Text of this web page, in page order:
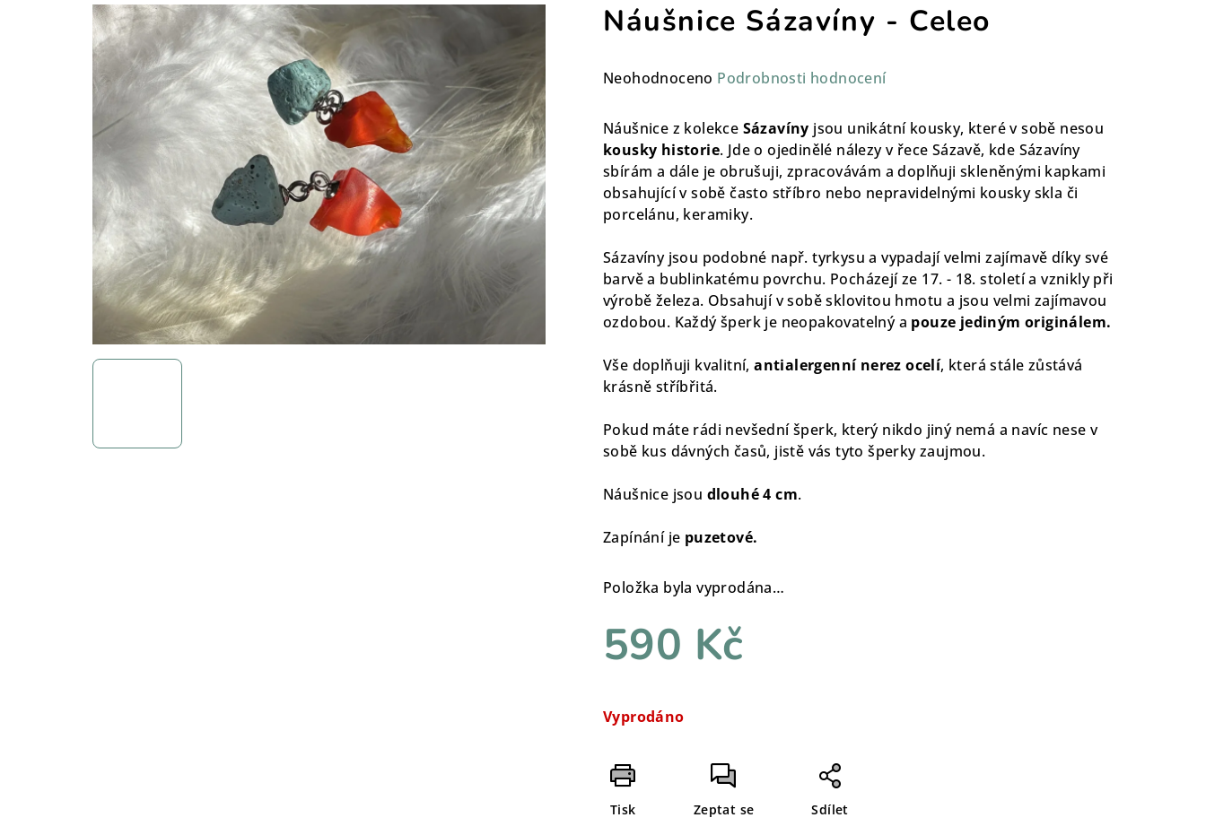
Náušnice Sázavíny - Celeo
Průměrné
produktu
je
0,0
hvězdiček.
Neohodnoceno Podrobnosti hodnocení
Náušnice z kolekce Sázavíny jsou unikátní kousky, které v sobě nesou
kousky historie. Jde o ojedinělé nálezy v řece Sázavě, kde Sázavíny
sbírám a dále je obrušuji, zpracovávám a doplňuji skleněnými kapkami
obsahující v sobě často stříbro nebo nepravidelnými kousky skla či
porcelánu, keramiky.
Sázavíny jsou podobné např. tyrkysu a vypadají velmi zajímavě díky své
barvě a bublinkatému povrchu. Pocházejí ze 17. - 18. století a vznikly při
výrobě železa. Obsahují v sobě sklovitou hmotu a jsou velmi zajímavou
ozdobou. Každý šperk je neopakovatelný a pouze jediným originálem.
Vše doplňuji kvalitní,antialergenní nerez ocelí, která stále zůstává
krásně stříbřitá.
Pokud máte rádi nevšední šperk, který nikdo jiný nemá a navíc nese v
sobě kus dávných časů, jistě vás tyto šperky zaujmou.
Náušnice jsou dlouhé 4 cm.
Zapínání je puzetové.
Položka byla vyprodána…
590 Kč
cena:
Vyprodáno
Tisk Zeptat se Sdílet